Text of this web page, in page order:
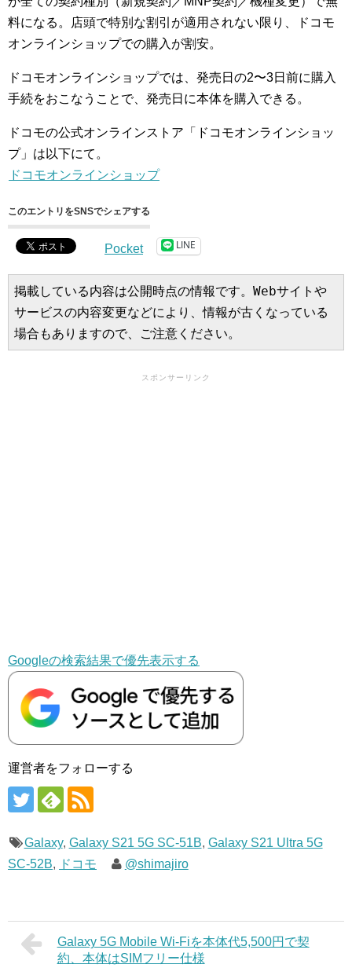
料になる。店頭で特別な割引が適用されない限り、ドコモ
オンラインショップでの購入が割安。
ドコモオンラインショップでは、発売日の2〜3日前に購入
手続をおこなうことで、発売日に本体を購入できる。
ドコモの公式オンラインストア「ドコモオンラインショッ
プ」は以下にて。
ドコモオンラインショップ
このエントリをSNSでシェアする
Pocket LINE
掲載している内容は公開時点の情報です。Webサイトや
サービスの内容変更などにより、情報が古くなっている
場合もありますので、ご注意ください。
スポンサーリンク
Googleの検索結果で優先表示する
運営者をフォローする
Galaxy, Galaxy S21 5G SC-51B, Galaxy S21 Ultra 5G
SC-52B, ドコモ @shimajiro
Galaxy 5G Mobile Wi-Fiを本体代5,500円で契
約、本体はSIMフリー仕様